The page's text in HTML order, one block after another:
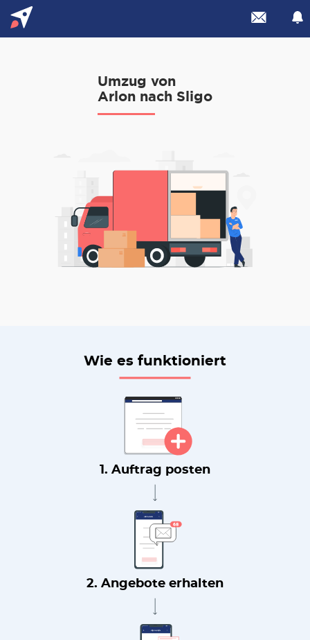
Umzug von
Arlon nach Sligo
Wie es funktioniert
1. Auftrag posten
2. Angebote erhalten